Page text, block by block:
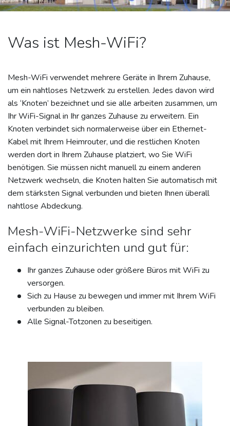
Was ist Mesh-WiFi?
Mesh-WiFi verwendet mehrere Geräte in Ihrem Zuhause,
um ein nahtloses Netzwerk zu erstellen. Jedes davon wird
als ‘Knoten’ bezeichnet und sie alle arbeiten zusammen, um
Ihr WiFi-Signal in Ihr ganzes Zuhause zu erweitern. Ein
Knoten verbindet sich normalerweise über ein Ethernet-
Kabel mit Ihrem Heimrouter, und die restlichen Knoten
werden dort in Ihrem Zuhause platziert, wo Sie WiFi
benötigen. Sie müssen nicht manuell zu einem anderen
Netzwerk wechseln, die Knoten halten Sie automatisch mit
dem stärksten Signal verbunden und bieten Ihnen überall
nahtlose Abdeckung.
Mesh-WiFi-Netzwerke sind sehr
einfach einzurichten und gut für:
Ihr ganzes Zuhause oder größere Büros mit WiFi zu
versorgen.
Sich zu Hause zu bewegen und immer mit Ihrem WiFi
verbunden zu bleiben.
Alle Signal-Totzonen zu beseitigen.